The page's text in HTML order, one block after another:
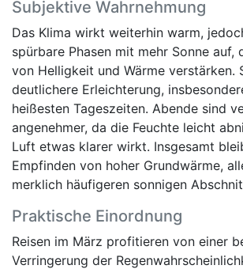
Subjektive Wahrnehmung
Das Klima wirkt weiterhin warm,
spürbare Phasen mit mehr Sonne auf,
von Helligkeit und Wärme verstärken.
deutlichere Erleichterung,
heißesten Tageszeiten. Abende sind
angenehmer, da die Feuchte leicht
Luft etwas klarer wirkt. Insgesamt
Empfinden von hoher Grundwärme,
merklich häufigeren sonnigen
Praktische Einordnung
Reisen im März profitieren von einer
Verringerung der